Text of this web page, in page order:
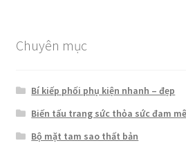
Chuyên mục
Bí kiếp phối phụ kiện nhanh – đẹp
Biến tấu trang sức thỏa sức đam mê
Bộ mặt tam sao thất bản